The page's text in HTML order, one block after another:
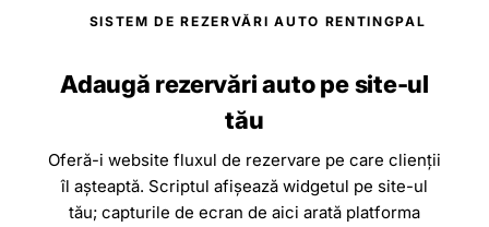
SISTEM DE REZERVĂRI AUTO RENTINGPAL
Adaugă rezervări auto pe site-ul
tău
Oferă-i website fluxul de rezervare pe care clienții
îl așteaptă. Scriptul afișează widgetul pe site-ul
tău; capturile de ecran de aici arată platforma